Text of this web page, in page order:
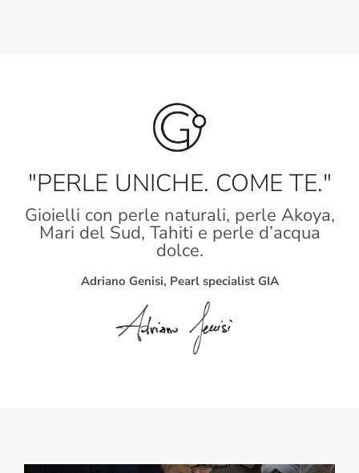
"PERLE UNICHE. COME TE."
Gioielli con perle naturali, perle Akoya,
Mari del Sud, Tahiti e perle d’acqua
dolce.
Adriano Genisi, Pearl specialist GIA